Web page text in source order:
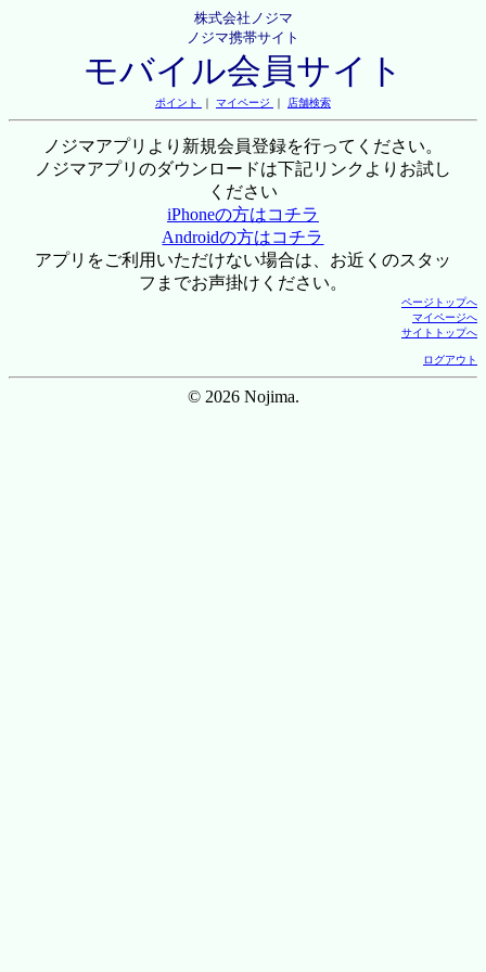
株式会社ノジマ
ノジマ携帯サイト
モバイル会員サイト
ポイント ｜ マイページ ｜ 店舗検索
ノジマアプリより新規会員登録を行ってください。
ノジマアプリのダウンロードは下記リンクよりお試し
ください
iPhoneの方はコチラ
Androidの方はコチラ
アプリをご利用いただけない場合は、お近くのスタッ
フまでお声掛けください。
ページトップへ
マイページへ
サイトトップへ
ログアウト
© 2026 Nojima.